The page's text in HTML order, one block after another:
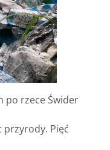
po rzece Świder
Pięć